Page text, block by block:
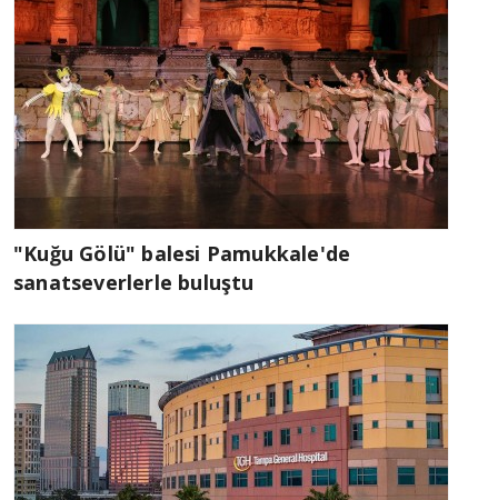
"Kuğu Gölü" balesi Pamukkale'de
sanatseverlerle buluştu